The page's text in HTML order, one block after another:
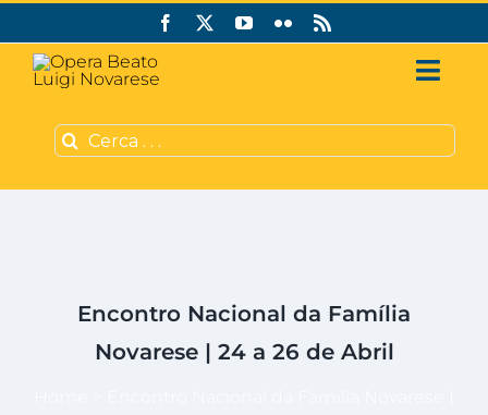
to
content
Search
Encontro Nacional da Família
Novarese | 24 a 26 de Abril